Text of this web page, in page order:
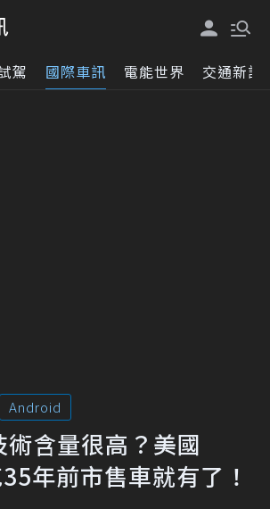
駕 國際車訊 電能世界 交通新訊
Android
含量很高？美國
年前市售車就有了！